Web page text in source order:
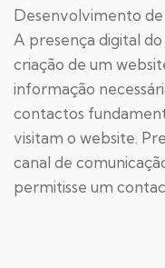
Desenvolvimento
A presença digital
criação de um
informação
contactos
visitam o website.
canal de
permitisse um